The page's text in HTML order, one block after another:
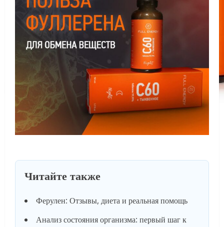
Читайте также
Ферулен: Отзывы, диета и реальная помощь
Анализ состояния организма: первый шаг к